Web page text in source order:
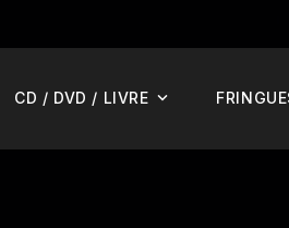
CD / DVD / LIVRE